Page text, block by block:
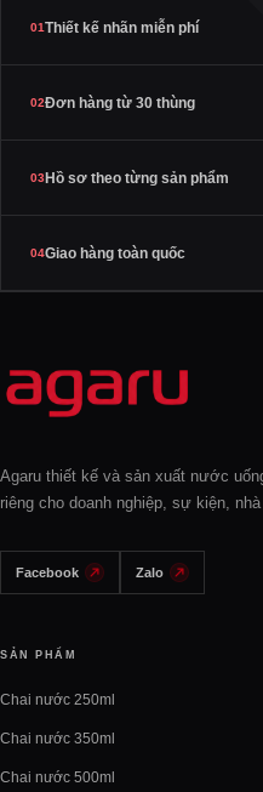
01Thiết kế nhãn miễn phí
02Đơn hàng từ 30 thùng
03Hồ sơ theo từng sản phẩm
04Giao hàng toàn quốc
Agaru thiết kế và sản xuất nước
riêng cho doanh nghiệp, sự kiện,
Facebook Zalo
SẢN PHẨM
Chai nước 250ml
Chai nước 350ml
Chai nước 500ml